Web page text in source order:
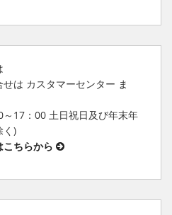
は カスタマーセンター ま
～17：00 土日祝日及び年末年
く)
こちらから